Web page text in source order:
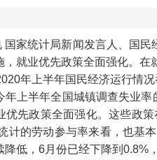
国家统计局新闻发言人、国
，就业优先政策全面强化。在
年上半年国民经济运行情
年上半年全国城镇调查失业
优先政策全面强化。这些政
计的劳动参与率来看，也基
降低，6月份已经下降到0.8%